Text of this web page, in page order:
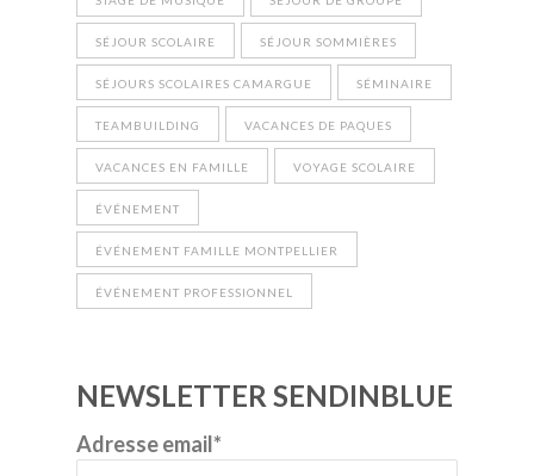
SÉJOUR SCOLAIRE SÉJOUR SOMMIÈRES
SÉJOURS SCOLAIRES CAMARGUE SÉMINAIRE
TEAMBUILDING VACANCES DE PAQUES
VACANCES EN FAMILLE VOYAGE SCOLAIRE
ÉVÉNEMENT
ÉVÉNEMENT FAMILLE MONTPELLIER
ÉVÉNEMENT PROFESSIONNEL
NEWSLETTER SENDINBLUE
Adresse email*